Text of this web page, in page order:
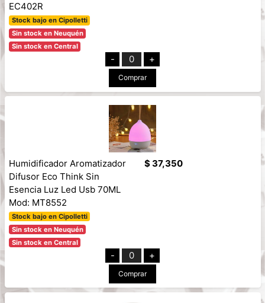
EC402R
Stock bajo en Cipolletti
Sin stock en Neuquén
Sin stock en Central
- 0 +
Comprar
Humidificador Aromatizador
Difusor Eco Think Sin
Esencia Luz Led Usb 70ML
Mod: MT8552
Stock bajo en Cipolletti
Sin stock en Neuquén
Sin stock en Central
$ 37,350
- 0 +
Comprar